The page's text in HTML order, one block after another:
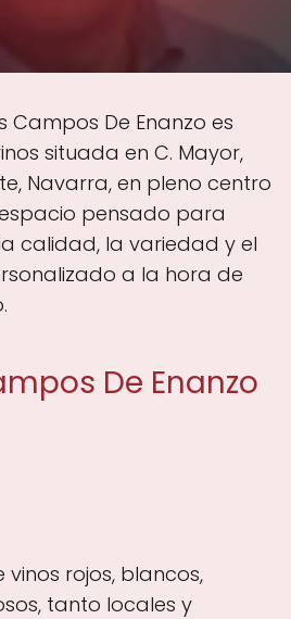
Campos De Enanzo es
situada en C. Mayor,
Navarra, en pleno centro
pensado para
calidad, la variedad y el
a la hora de
De Enanzo
rojos, blancos,
tanto locales y